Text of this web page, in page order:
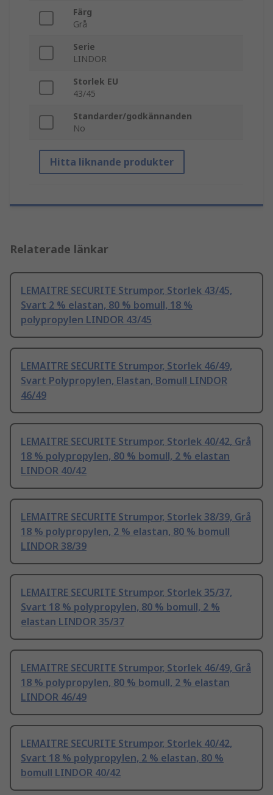
Färg
Grå
Serie
LINDOR
Storlek EU
43/45
Standarder/godkännanden
No
Hitta liknande produkter
Relaterade länkar
LEMAITRE SECURITE Strumpor, Storlek 43/45,
Svart 2 % elastan, 80 % bomull, 18 %
polypropylen LINDOR 43/45
LEMAITRE SECURITE Strumpor, Storlek 46/49,
Svart Polypropylen, Elastan, Bomull LINDOR
46/49
LEMAITRE SECURITE Strumpor, Storlek 40/42, Grå
18 % polypropylen, 80 % bomull, 2 % elastan
LINDOR 40/42
LEMAITRE SECURITE Strumpor, Storlek 38/39, Grå
18 % polypropylen, 2 % elastan, 80 % bomull
LINDOR 38/39
LEMAITRE SECURITE Strumpor, Storlek 35/37,
Svart 18 % polypropylen, 80 % bomull, 2 %
elastan LINDOR 35/37
LEMAITRE SECURITE Strumpor, Storlek 46/49, Grå
18 % polypropylen, 80 % bomull, 2 % elastan
LINDOR 46/49
LEMAITRE SECURITE Strumpor, Storlek 40/42,
Svart 18 % polypropylen, 2 % elastan, 80 %
bomull LINDOR 40/42